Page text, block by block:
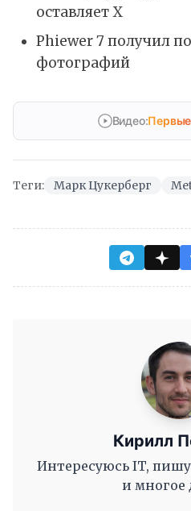
оставляет X
Phiewer 7 получил
фотографий
Видео:
Теги: Марк Цукерберг
Кирилл
Интересуюсь IT,
и многое